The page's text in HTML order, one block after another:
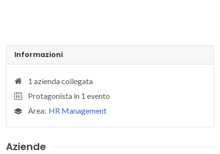
Informazioni
1 azienda collegata
Protagonista in 1 evento
Area: HR Management
Aziende